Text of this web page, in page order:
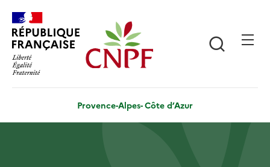
contenu
principal
Provence-Alpes- Côte d’Azur